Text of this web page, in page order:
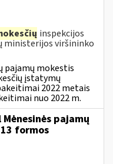
inspekcijos
ministerijos viršininko
pajamų mokestis
įstatymų
2022 metais
nuo 2022 m.
pajamų
formos